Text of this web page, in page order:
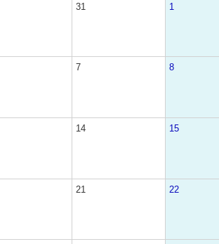
31 1
7 8
14 15
21 22